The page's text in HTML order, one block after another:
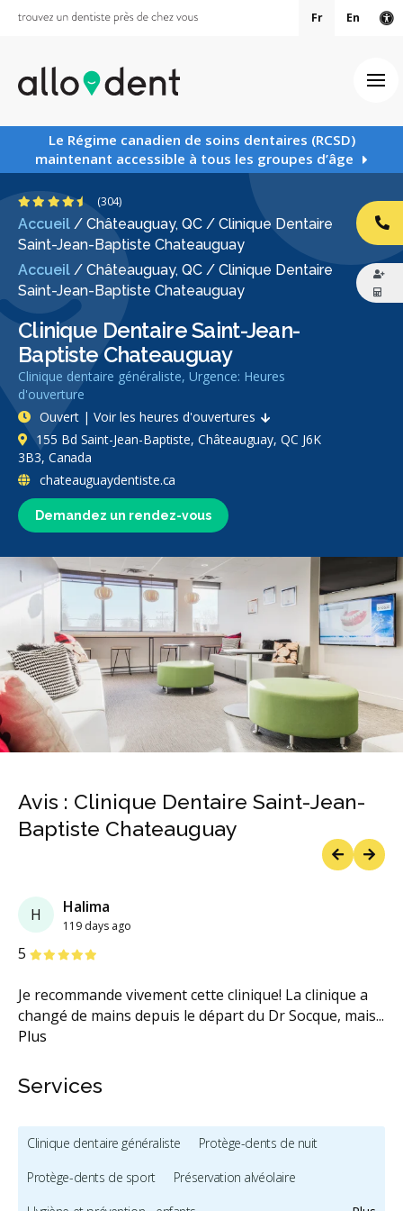
Fr En
Le Régime canadien de soins dentaires (RCSD)
maintenant accessible à tous les groupes d’âge
Accueil / Châteauguay, QC / Clinique Dentaire
Saint-Jean-Baptiste Chateauguay
Accueil / Châteauguay, QC / Clinique Dentaire
Saint-Jean-Baptiste Chateauguay
Clinique Dentaire Saint-Jean-
Baptiste Chateauguay
Clinique dentaire généraliste, Urgence: Heures
d'ouverture
4.6 étoiles
(304)
Demandez un rendez-vous
Ouvert | Voir les heures d'ouvertures
155 Bd Saint-Jean-Baptiste, Châteauguay, QC J6K
3B3, Canada
chateauguaydentiste.ca
Avis : Clinique Dentaire Saint-Jean-
Baptiste Chateauguay
H Halima
119 days ago
5 étoiles
Je recommande vivement cette clinique! La clinique a
changé de mains depuis le départ du Dr Socque, mais...
Plus
étoiles
étoiles
étoiles
étoiles
Services
Clinique dentaire généraliste
Protège-dents de nuit
Protège-dents de sport
Préservation alvéolaire